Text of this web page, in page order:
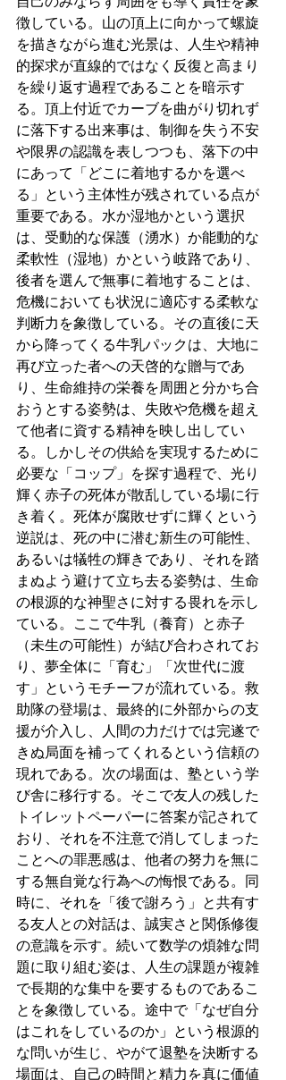
徴している。山の頂上に向かって螺旋
を描きながら進む光景は、人生や精神
的探求が直線的ではなく反復と高まり
を繰り返す過程であることを暗示す
る。頂上付近でカーブを曲がり切れず
に落下する出来事は、制御を失う不安
や限界の認識を表しつつも、落下の中
にあって「どこに着地するかを選べ
る」という主体性が残されている点が
重要である。水か湿地かという選択
は、受動的な保護（湧水）か能動的な
柔軟性（湿地）かという岐路であり、
後者を選んで無事に着地することは、
危機においても状況に適応する柔軟な
判断力を象徴している。その直後に天
から降ってくる牛乳パックは、大地に
再び立った者への天啓的な贈与であ
り、生命維持の栄養を周囲と分かち合
おうとする姿勢は、失敗や危機を超え
て他者に資する精神を映し出してい
る。しかしその供給を実現するために
必要な「コップ」を探す過程で、光り
輝く赤子の死体が散乱している場に行
き着く。死体が腐敗せずに輝くという
逆説は、死の中に潜む新生の可能性、
あるいは犠牲の輝きであり、それを踏
まぬよう避けて立ち去る姿勢は、生命
の根源的な神聖さに対する畏れを示し
ている。ここで牛乳（養育）と赤子
（未生の可能性）が結び合わされてお
り、夢全体に「育む」「次世代に渡
す」というモチーフが流れている。救
助隊の登場は、最終的に外部からの支
援が介入し、人間の力だけでは完遂で
きぬ局面を補ってくれるという信頼の
現れである。次の場面は、塾という学
び舎に移行する。そこで友人の残した
トイレットペーパーに答案が記されて
おり、それを不注意で消してしまった
ことへの罪悪感は、他者の努力を無に
する無自覚な行為への悔恨である。同
時に、それを「後で謝ろう」と共有す
る友人との対話は、誠実さと関係修復
の意識を示す。続いて数学の煩雑な問
題に取り組む姿は、人生の課題が複雑
で長期的な集中を要するものであるこ
とを象徴している。途中で「なぜ自分
はこれをしているのか」という根源的
な問いが生じ、やがて退塾を決断する
場面は、自己の時間と精力を真に価値